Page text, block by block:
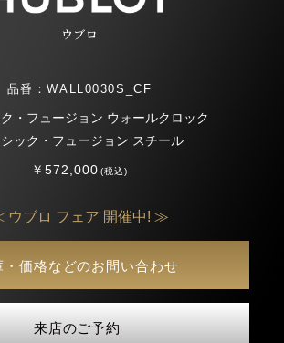
ウブロ
品番：WALL0030S_CF
・フュージョン ウォールクロック
ック・フュージョン スチール
￥572,000(税込)
ウブロ フェア 開催中! ≫
・価格などのお問い合わせ
来店のご予約